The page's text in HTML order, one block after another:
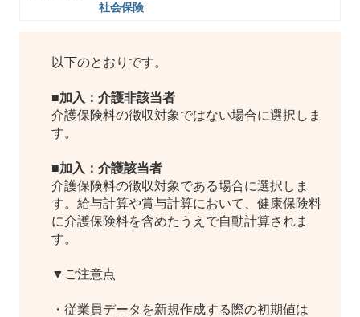
社会保険
以下のとおりです。
■加入：介護非該当者
介護保険料の徴収対象ではない場合に選択しま
す。
■加入：介護該当者
介護保険料の徴収対象である場合に選択しま
す。給与計算や賞与計算において、健康保険料
に介護保険料を含めたうえで自動計算されま
す。
▼ご注意点
・従業員データを新規作成する際の初期値は